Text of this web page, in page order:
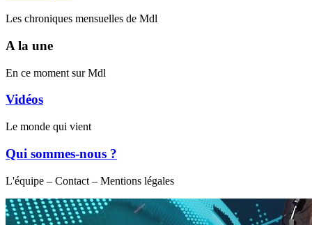
Les chroniques mensuelles de Mdl
A la une
En ce moment sur Mdl
Vidéos
Le monde qui vient
Qui sommes-nous ?
L'équipe – Contact – Mentions légales